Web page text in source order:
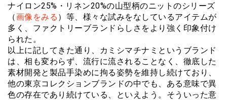
ナイロン25%・リネン20%の山型柄のニットのシリーズ
（画像をみる ）等、様々な試みをなしているアイテムが
多く、ファクトリーブランドらしさをより強く印象付け
られた。
以上に記してきた通り、カミシマチナミというブランド
は、相も変わらず、流行に流されることなく、徹底した
素材開発と製品手染めに拘る姿勢を維持し続けており、
他の東京コレクションブランドの中でも、ある意味で異
色の存在であり続けている、といえよう。そういった意